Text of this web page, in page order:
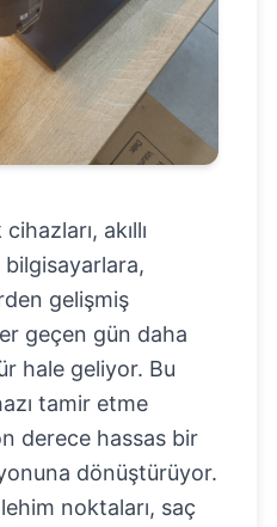
akıllı
gelişmiş
geçen gün daha
hale geliyor. Bu
tamir etme
derece hassas bir
dönüştürüyor.
noktaları, saç